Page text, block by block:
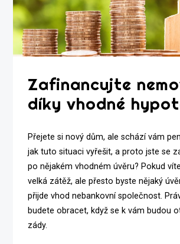
Zafinancujte
díky vhodné
Přejete si nový dům, ale schází vám
jak tuto situaci vyřešit, a proto jste se
po nějakém vhodném úvěru? Pokud
velká zátěž, ale přesto byste nějaký
přijde vhod nebankovní společnost.
budete obracet, když se k vám budou
zády.